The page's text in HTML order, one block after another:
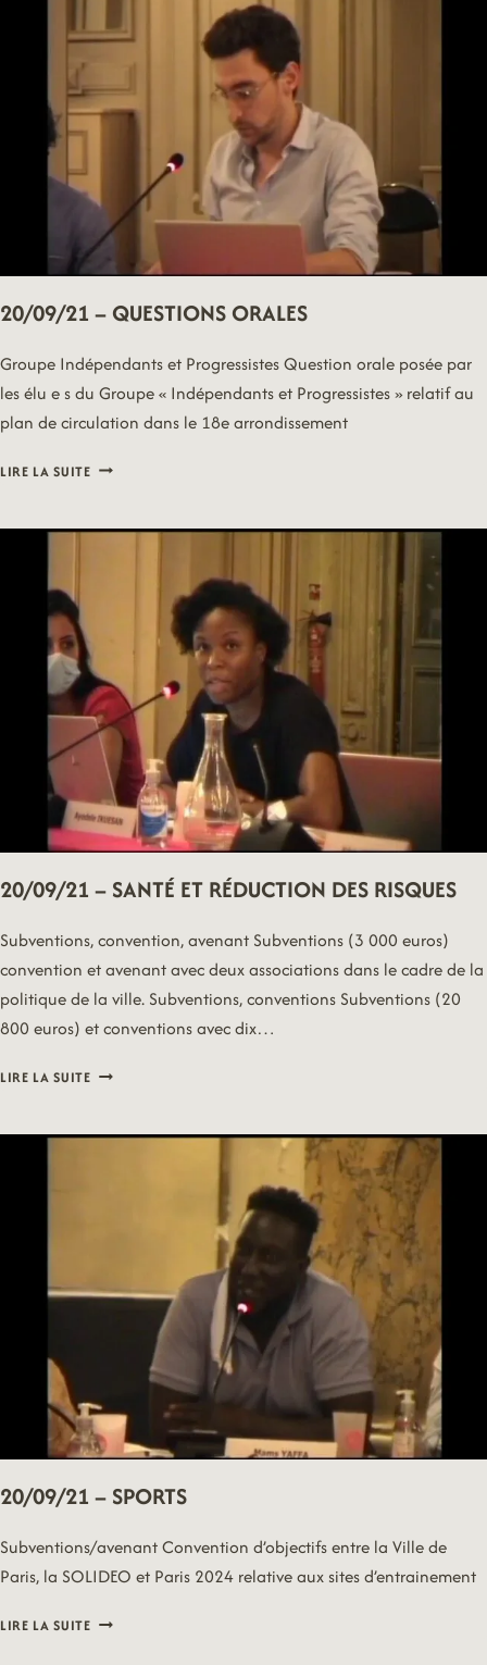
20/09/21 – QUESTIONS ORALES
Groupe Indépendants et Progressistes Question orale posée par
les élu e s du Groupe « Indépendants et Progressistes » relatif au
plan de circulation dans le 18e arrondissement
LIRE LA SUITE20/09/21
ORALES
20/09/21 – SANTÉ ET RÉDUCTION DES RISQUES
Subventions, convention, avenant Subventions (3 000 euros)
convention et avenant avec deux associations dans le cadre de la
politique de la ville. Subventions, conventions Subventions (20
800 euros) et conventions avec dix…
LIRE LA SUITE20/09/21
ET
20/09/21 – SPORTS
Subventions/avenant Convention d’objectifs entre la Ville de
Paris, la SOLIDEO et Paris 2024 relative aux sites d’entrainement
LIRE LA SUITE20/09/21